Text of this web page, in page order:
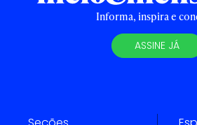
Informa, inspira e
ASSINE JÁ